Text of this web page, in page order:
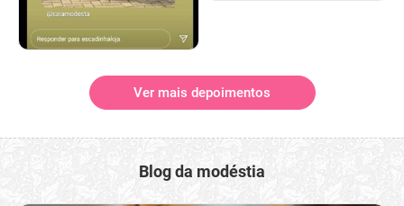
Ver mais depoimentos
Blog da modéstia